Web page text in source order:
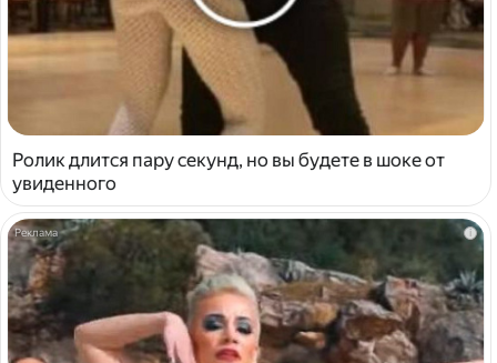
Ролик длится пару секунд, но вы будете в шоке от
увиденного
i